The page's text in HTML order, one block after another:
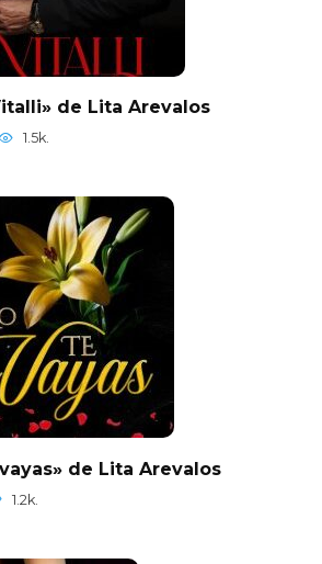
de Lita Arevalos
1.5k.
de Lita Arevalos
1.2k.